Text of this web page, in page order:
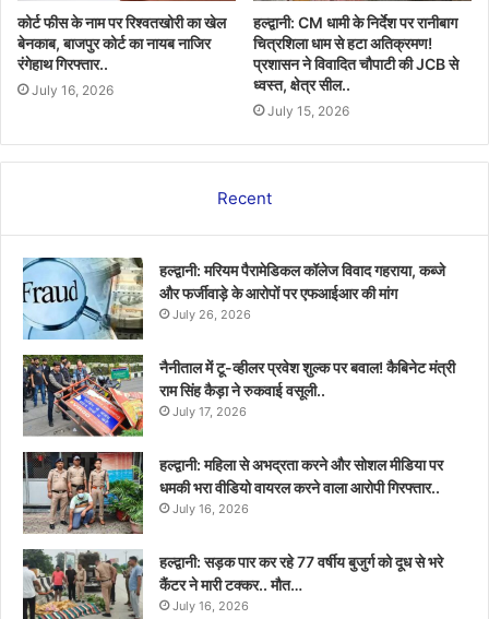
कोर्ट फीस के नाम पर रिश्वतखोरी का खेल
बेनकाब, बाजपुर कोर्ट का नायब नाजिर
रंगेहाथ गिरफ्तार..
July 16, 2026
हल्द्वानी: CM धामी के निर्देश पर रानीबाग
चित्रशिला धाम से हटा अतिक्रमण!
प्रशासन ने विवादित चौपाटी की JCB से
ध्वस्त, क्षेत्र सील..
July 15, 2026
Recent
हल्द्वानी: मरियम पैरामेडिकल कॉलेज विवाद गहराया, कब्जे
और फर्जीवाड़े के आरोपों पर एफआईआर की मांग
July 26, 2026
नैनीताल में टू-व्हीलर प्रवेश शुल्क पर बवाल! कैबिनेट मंत्री
राम सिंह कैड़ा ने रुकवाई वसूली..
July 17, 2026
हल्द्वानी: महिला से अभद्रता करने और सोशल मीडिया पर
धमकी भरा वीडियो वायरल करने वाला आरोपी गिरफ्तार..
July 16, 2026
हल्द्वानी: सड़क पार कर रहे 77 वर्षीय बुजुर्ग को दूध से भरे
कैंटर ने मारी टक्कर.. मौत…
July 16, 2026